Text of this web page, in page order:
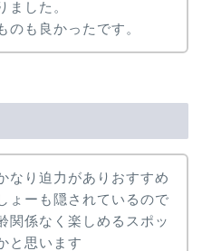
ました。
のも良かったです。
なり迫力がありおすすめ
ょーも隠されているので
関係なく楽しめるスポッ
と思います